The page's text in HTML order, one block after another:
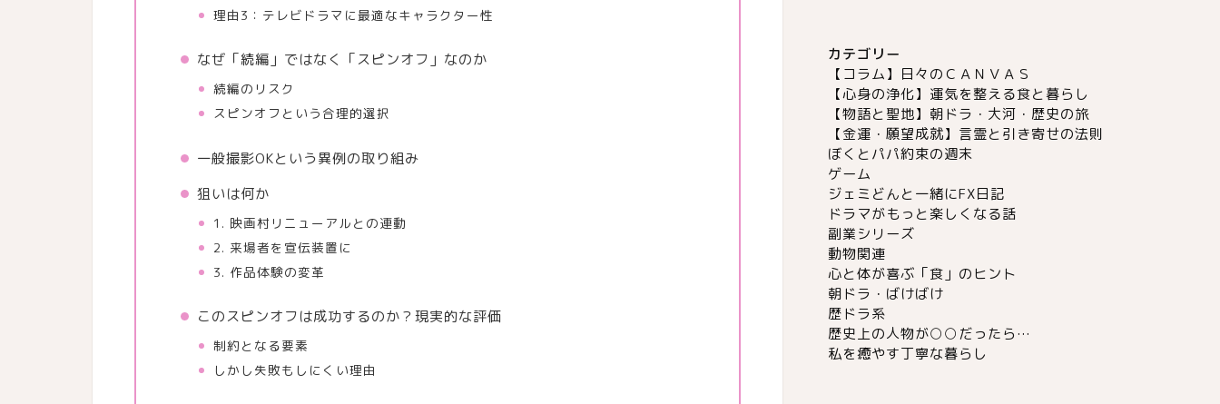
理由3：テレビドラマに最適なキャラクター性
なぜ「続編」ではなく「スピンオフ」なのか
続編のリスク
スピンオフという合理的選択
一般撮影OKという異例の取り組み
狙いは何か
1. 映画村リニューアルとの連動
2. 来場者を宣伝装置に
3. 作品体験の変革
このスピンオフは成功するのか？現実的な評価
制約となる要素
しかし失敗もしにくい理由
カテゴリー
【コラム】日々のＣＡＮＶＡＳ
【心身の浄化】運気を整える食と暮らし
【物語と聖地】朝ドラ・大河・歴史の旅
【金運・願望成就】言霊と引き寄せの法則
ぼくとパパ約束の週末
ゲーム
ジェミどんと一緒にFX日記
ドラマがもっと楽しくなる話
副業シリーズ
動物関連
心と体が喜ぶ「食」のヒント
朝ドラ・ばけばけ
歴ドラ系
歴史上の人物が○○だったら…
私を癒やす丁寧な暮らし